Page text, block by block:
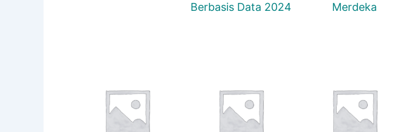
Berbasis Data 2024
Merdeka